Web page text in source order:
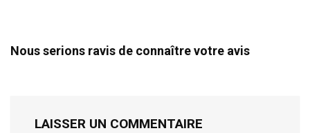
Nous serions ravis de connaître votre avis
LAISSER UN COMMENTAIRE